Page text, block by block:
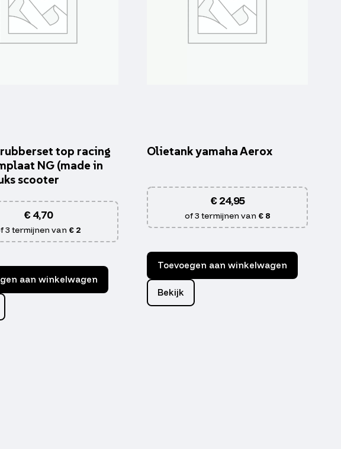
top racing
NG (made in
scooter
€4,70
3 termijnen van € 2
aan winkelwagen
Olietank yamaha Aerox
€24,95
of 3 termijnen van € 8
Toevoegen aan winkelwagen
Bekijk